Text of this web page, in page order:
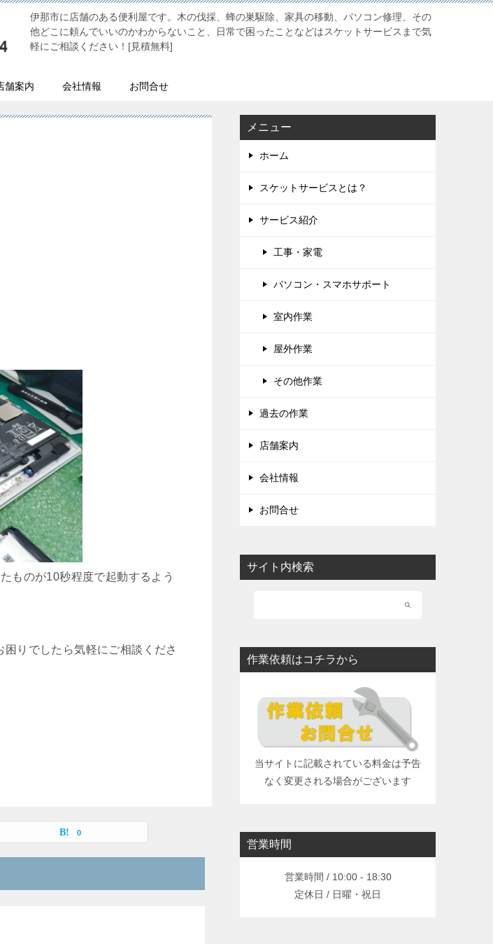
伊那市に店舗のある便利屋です。木の伐採、蜂の巣駆除、家具の移動、パソコン修理、その
他どこに頼んでいいのかわからないこと、日常で困ったことなどはスケットサービスまで気
軽にご相談ください！[見積無料]
舗案内 会社情報 お問合せ
ものが10秒程度で起動するよう
りでしたら気軽にご相談くださ
0
メニュー
ホーム
スケットサービスとは？
サービス紹介
工事・家電
パソコン・スマホサポート
室内作業
屋外作業
その他作業
過去の作業
店舗案内
会社情報
お問合せ
サイト内検索
作業依頼はコチラから
当サイトに記載されている料金は予告
なく変更される場合がございます
営業時間
営業時間 / 10:00 - 18:30
定休日 / 日曜・祝日